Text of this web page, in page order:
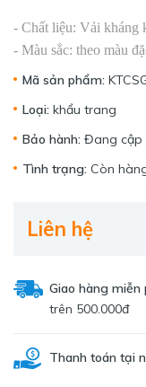
- Chất liệu: Vải kháng
- Màu sắc: theo màu
Mã sản phẩm:
Loại: khẩu trang
Bảo hành: Đang cập
Tình trạng: Còn
Liên hệ
Giao hàng miễn
trên 500.000đ
Thanh toán tại